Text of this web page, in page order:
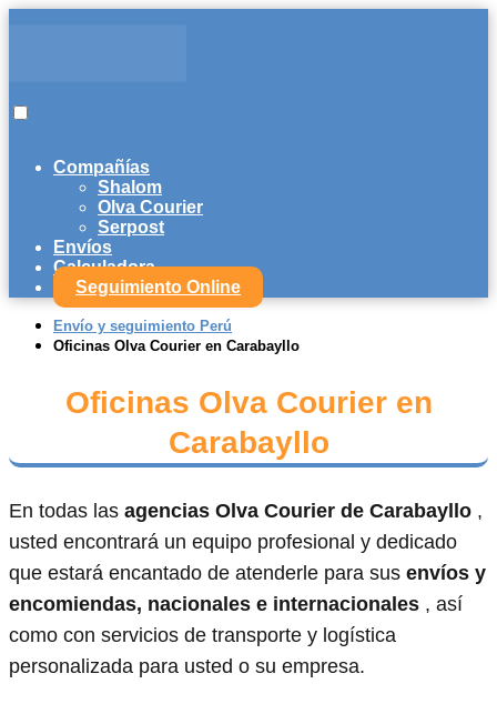
Compañías
Shalom
Olva Courier
Serpost
Envíos
Calculadora
Seguimiento Online
Envío y seguimiento Perú
Oficinas Olva Courier en Carabayllo
Oficinas Olva Courier en
Carabayllo
En todas las agencias Olva Courier de Carabayllo ,
usted encontrará un equipo profesional y dedicado
que estará encantado de atenderle para sus envíos y
encomiendas, nacionales e internacionales , así
como con servicios de transporte y logística
personalizada para usted o su empresa.